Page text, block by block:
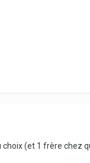
(et 1 frère chez